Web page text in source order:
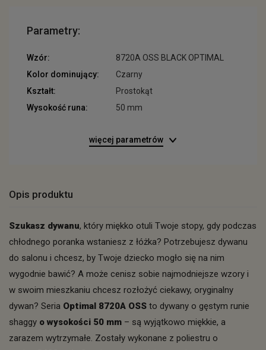
Parametry:
Wzór:
8720A OSS BLACK OPTIMAL
Kolor dominujący:
Czarny
Kształt:
Prostokąt
Wysokość runa:
50 mm
więcej parametrów
Opis produktu
Szukasz dywanu, który miękko otuli Twoje stopy, gdy podczas
chłodnego poranka wstaniesz z łóżka? Potrzebujesz dywanu
do salonu i chcesz, by Twoje dziecko mogło się na nim
wygodnie bawić? A może cenisz sobie najmodniejsze wzory i
w swoim mieszkaniu chcesz rozłożyć ciekawy, oryginalny
dywan? Seria Optimal 8720A OSS to dywany o gęstym runie
shaggy o wysokości 50 mm – są wyjątkowo miękkie, a
zarazem wytrzymałe. Zostały wykonane z poliestru o